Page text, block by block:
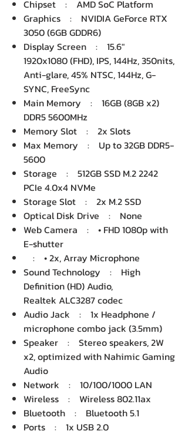
Chipset : AMD SoC Platform
Graphics : NVIDIA GeForce RTX
3050 (6GB GDDR6)
Display Screen : 15.6"
1920x1080 (FHD), IPS, 144Hz, 350nits,
Anti-glare, 45% NTSC, 144Hz, G-
SYNC, FreeSync
Main Memory : 16GB (8GB x2)
DDR5 5600MHz
Memory Slot : 2x Slots
Max Memory : Up to 32GB DDR5-
5600
Storage : 512GB SSD M.2 2242
PCIe 4.0x4 NVMe
Storage Slot : 2x M.2 SSD
Optical Disk Drive : None
Web Camera : • FHD 1080p with
E-shutter
: • 2x, Array Microphone
Sound Technology : High
Definition (HD) Audio,
Realtek ALC3287 codec
Audio Jack : 1x Headphone /
microphone combo jack (3.5mm)
Speaker : Stereo speakers, 2W
x2, optimized with Nahimic Gaming
Audio
Network : 10/100/1000 LAN
Wireless : Wireless 802.11ax
Bluetooth : Bluetooth 5.1
Ports : 1x USB 2.0